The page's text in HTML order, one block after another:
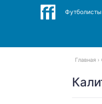
Футболисты
Главная